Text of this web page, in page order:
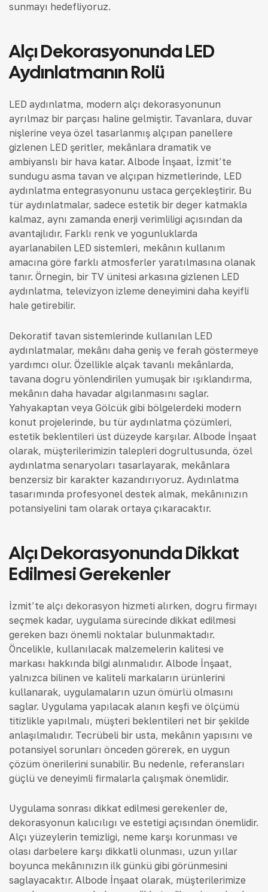
sunmayı hedefliyoruz.
Alçı Dekorasyonunda LED
Aydınlatmanın Rolü
LED aydınlatma, modern alçı dekorasyonunun
ayrılmaz bir parçası haline gelmiştir. Tavanlara, duvar
nişlerine veya özel tasarlanmış alçıpan panellere
gizlenen LED şeritler, mekânlara dramatik ve
ambiyanslı bir hava katar. Albode İnşaat, İzmit’te
sunduğu asma tavan ve alçıpan hizmetlerinde, LED
aydınlatma entegrasyonunu ustaca gerçekleştirir. Bu
tür aydınlatmalar, sadece estetik bir değer katmakla
kalmaz, aynı zamanda enerji verimliliği açısından da
avantajlıdır. Farklı renk ve yoğunluklarda
ayarlanabilen LED sistemleri, mekânın kullanım
amacına göre farklı atmosferler yaratılmasına olanak
tanır. Örneğin, bir TV ünitesi arkasına gizlenen LED
aydınlatma, televizyon izleme deneyimini daha keyifli
hale getirebilir.
Dekoratif tavan sistemlerinde kullanılan LED
aydınlatmalar, mekânı daha geniş ve ferah göstermeye
yardımcı olur. Özellikle alçak tavanlı mekânlarda,
tavana doğru yönlendirilen yumuşak bir ışıklandırma,
mekânın daha havadar algılanmasını sağlar.
Yahyakaptan veya Gölcük gibi bölgelerdeki modern
konut projelerinde, bu tür aydınlatma çözümleri,
estetik beklentileri üst düzeyde karşılar. Albode İnşaat
olarak, müşterilerimizin talepleri doğrultusunda, özel
aydınlatma senaryoları tasarlayarak, mekânlara
benzersiz bir karakter kazandırıyoruz. Aydınlatma
tasarımında profesyonel destek almak, mekânınızın
potansiyelini tam olarak ortaya çıkaracaktır.
Alçı Dekorasyonunda Dikkat
Edilmesi Gerekenler
İzmit’te alçı dekorasyon hizmeti alırken, doğru firmayı
seçmek kadar, uygulama sürecinde dikkat edilmesi
gereken bazı önemli noktalar bulunmaktadır.
Öncelikle, kullanılacak malzemelerin kalitesi ve
markası hakkında bilgi alınmalıdır. Albode İnşaat,
yalnızca bilinen ve kaliteli markaların ürünlerini
kullanarak, uygulamaların uzun ömürlü olmasını
sağlar. Uygulama yapılacak alanın keşfi ve ölçümü
titizlikle yapılmalı, müşteri beklentileri net bir şekilde
anlaşılmalıdır. Tecrübeli bir usta, mekânın yapısını ve
potansiyel sorunları önceden görerek, en uygun
çözüm önerilerini sunabilir. Bu nedenle, referansları
güçlü ve deneyimli firmalarla çalışmak önemlidir.
Uygulama sonrası dikkat edilmesi gerekenler de,
dekorasyonun kalıcılığı ve estetiği açısından önemlidir.
Alçı yüzeylerin temizliği, neme karşı korunması ve
olası darbelere karşı dikkatli olunması, uzun yıllar
boyunca mekânınızın ilk günkü gibi görünmesini
sağlayacaktır. Albode İnşaat olarak, müşterilerimize